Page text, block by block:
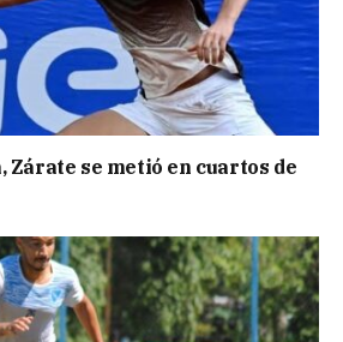
Zárate se metió en cuartos de